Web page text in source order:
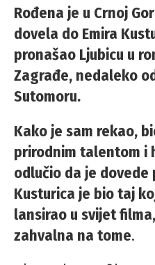
Rođena je u Crnoj
dovela do Emira
pronašao Ljubicu u
Zagrađe, nedaleko
Sutomoru.
Kako je sam rekao,
prirodnim talentom i
odlučio da je dovede
Kusturica je bio taj
lansirao u svijet
zahvalna na tome.